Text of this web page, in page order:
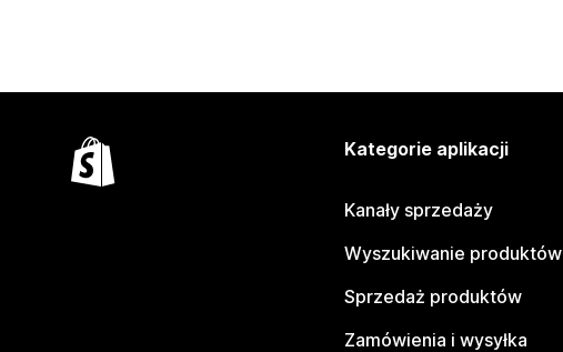
Kategorie aplikacji
Kanały sprzedaży
Wyszukiwanie produktów
Sprzedaż produktów
Zamówienia i wysyłka